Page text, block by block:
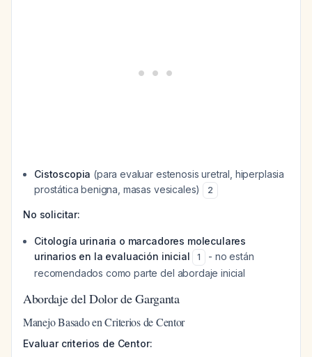
Cistoscopia (para evaluar estenosis uretral, hiperplasia
prostática benigna, masas vesicales)
2
No solicitar:
Citología urinaria o marcadores moleculares
urinarios en la evaluación inicial
1
- no están
recomendados como parte del abordaje inicial
Abordaje del Dolor de Garganta
Manejo Basado en Criterios de Centor
Evaluar criterios de Centor: